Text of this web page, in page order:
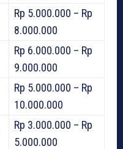
Rp 5.000.000 – Rp
8.000.000
Rp 6.000.000 – Rp
9.000.000
Rp 5.000.000 – Rp
10.000.000
Rp 3.000.000 – Rp
5.000.000